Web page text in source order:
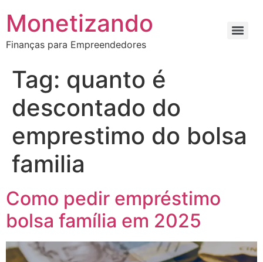
Monetizando
Finanças para Empreendedores
Tag: quanto é
descontado do
emprestimo do bolsa
familia
Como pedir empréstimo
bolsa família em 2025